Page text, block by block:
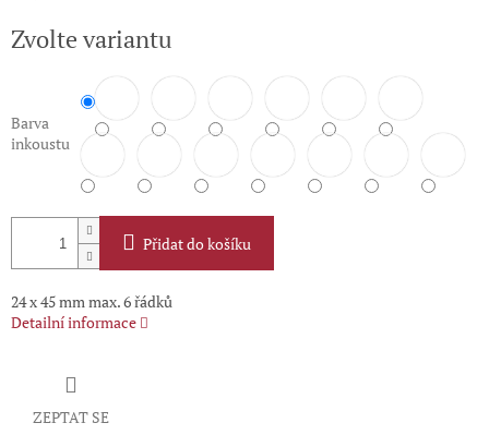
cena:
Zvolte variantu
Barva
inkoustu
Přidat do košíku
24 x 45 mm max. 6 řádků
Detailní informace
ZEPTAT SE